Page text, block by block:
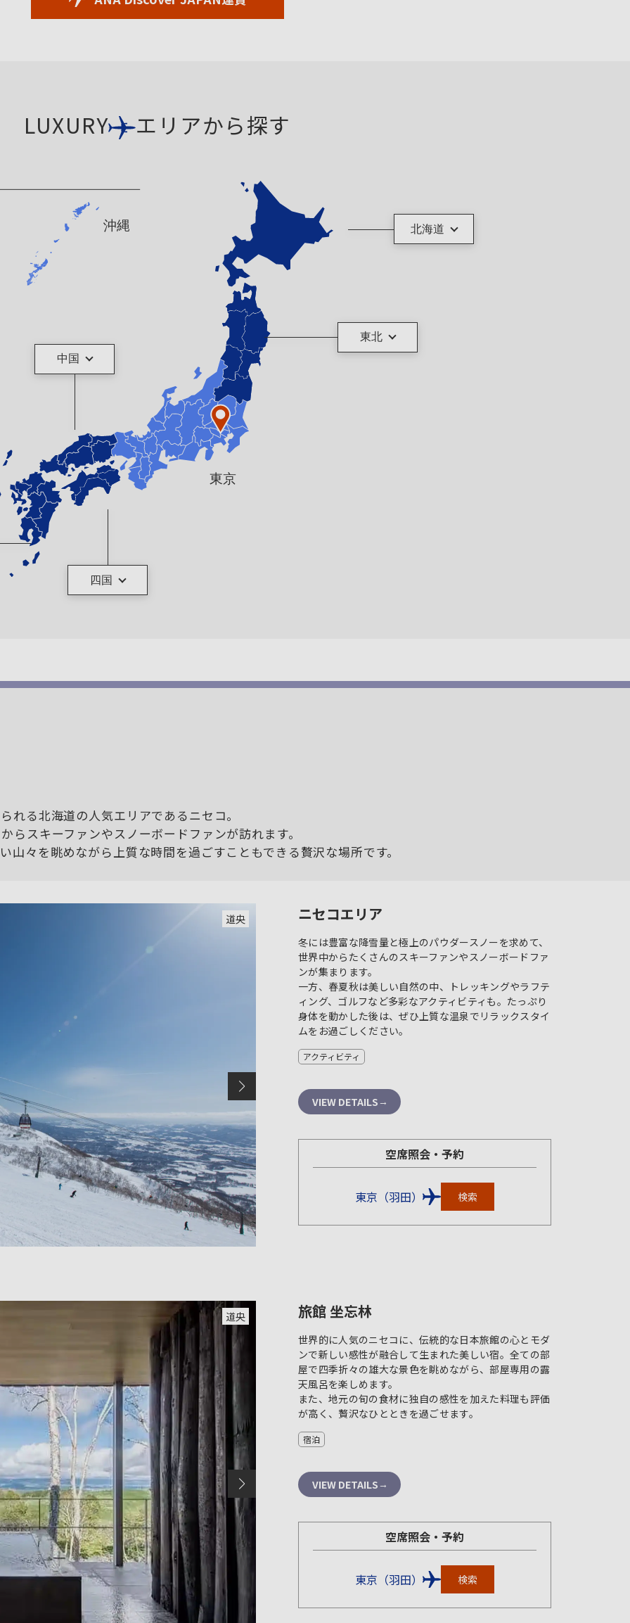
LUXURY エリアから探す
東京
沖縄 北海道
東北
中国
四国
れる北海道の人気エリアであるニセコ。
らスキーファンやスノーボードファンが訪れます。
山々を眺めながら上質な時間を過ごすこともできる贅沢な場所です。
道央 ニセコエリア
冬には豊富な降雪量と極上のパウダースノーを求めて、
世界中からたくさんのスキーファンやスノーボードファ
ンが集まります。
一方、春夏秋は美しい自然の中、トレッキングやラフテ
ィング、ゴルフなど多彩なアクティビティも。たっぷり
身体を動かした後は、ぜひ上質な温泉でリラックスタイ
ムをお過ごしください。
アクティビティ
VIEW DETAILS
空席照会・予約
東京（羽田） 検索
道央 旅館 坐忘林
世界的に人気のニセコに、伝統的な日本旅館の心とモダ
ンで新しい感性が融合して生まれた美しい宿。全ての部
屋で四季折々の雄大な景色を眺めながら、部屋専用の露
天風呂を楽しめます。
また、地元の旬の食材に独自の感性を加えた料理も評価
が高く、贅沢なひとときを過ごせます。
宿泊
VIEW DETAILS
空席照会・予約
東京（羽田） 検索